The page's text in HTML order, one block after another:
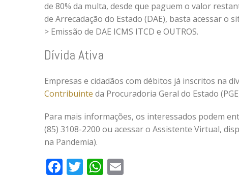
de 80% da multa, desde que paguem o valor
de Arrecadação do Estado (DAE), basta acessar o
> Emissão de DAE ICMS ITCD e OUTROS.
Dívida Ativa
Empresas e cidadãos com débitos já inscritos na
Contribuinte da Procuradoria Geral do Estado
Para mais informações, os interessados podem
(85) 3108-2200 ou acessar o Assistente Virtual,
na Pandemia).
Facebook
TwitterWhatsApp